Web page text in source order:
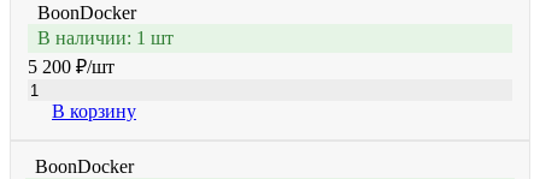
BoonDocker
В наличии: 1 шт
5 200 ₽/шт
В корзину
BoonDocker